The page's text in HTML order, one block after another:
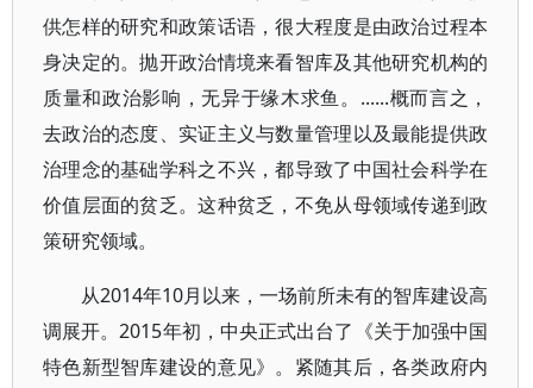
供怎样的研究和政策话语，很大程度是由政治过程本
身决定的。抛开政治情境来看智库及其他研究机构的
质量和政治影响，无异于缘木求鱼。......概而言之，
去政治的态度、实证主义与数量管理以及最能提供政
治理念的基础学科之不兴，都导致了中国社会科学在
价值层面的贫乏。这种贫乏，不免从母领域传递到政
策研究领域。
从2014年10月以来，一场前所未有的智库建设高
调展开。2015年初，中央正式出台了《关于加强中国
特色新型智库建设的意见》。紧随其后，各类政府内